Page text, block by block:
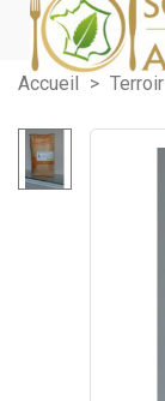
Accueil > Terroir